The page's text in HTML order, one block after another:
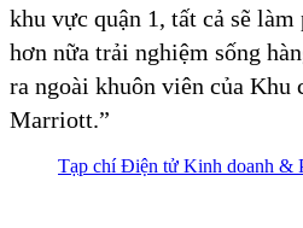
khu vực quận 1, tất cả sẽ làm
hơn nữa trải nghiệm sống
ra ngoài khuôn viên của Khu
Marriott.”
Tạp chí Điện tử Kinh doanh &